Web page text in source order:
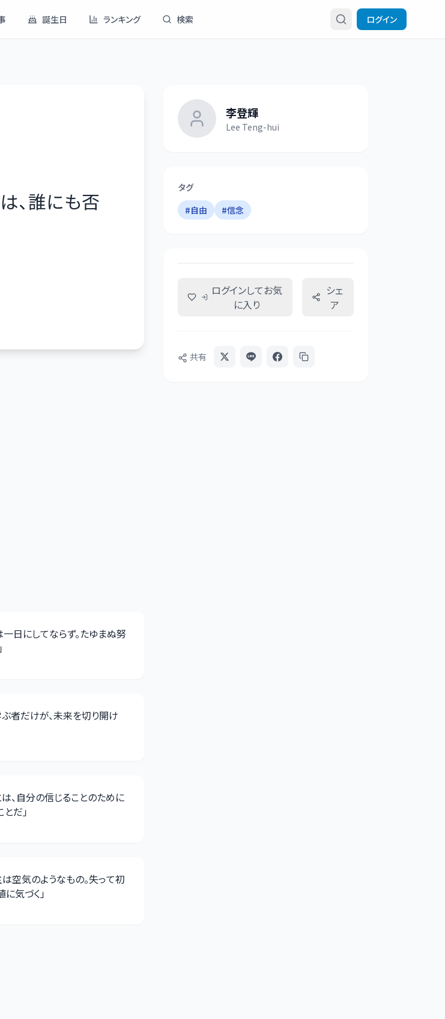
誕生日 ランキング 検索 ログイン
、誰にも否
李登輝
Lee Teng-hui
タグ
#自由 #信念
ログインしてお気
に入り
シェ
ア
共有
日にしてならず。たゆまぬ努
者だけが、未来を切り開け
、自分の信じることのために
とだ」
空気のようなもの。失って初
に気づく」